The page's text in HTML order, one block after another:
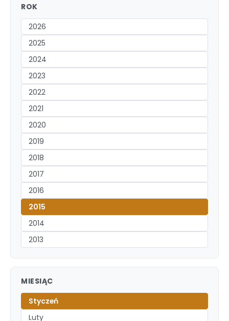
ROK
2026
2025
2024
2023
2022
2021
2020
2019
2018
2017
2016
2015
2014
2013
MIESIĄC
Styczeń
Luty